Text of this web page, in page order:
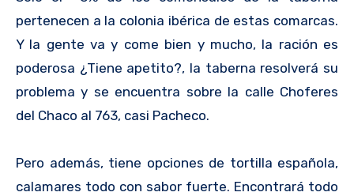
pertenecen a la colonia ibérica de estas comarcas.
Y la gente va y come bien y mucho, la ración es
poderosa ¿Tiene apetito?, la taberna resolverá su
problema y se encuentra sobre la calle Choferes
del Chaco al 763, casi Pacheco.
Pero además, tiene opciones de tortilla española,
calamares todo con sabor fuerte. Encontrará todo